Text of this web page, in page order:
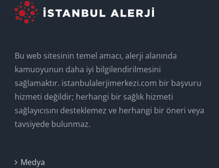
Bu web sitesinin temel amacı, alerji alanında
kamuoyunun daha iyi bilgilendirilmesini
sağlamaktır. istanbulalerjimerkezi.com bir başvuru
hizmeti değildir; herhangi bir sağlık hizmeti
sağlayıcısını desteklemez ve herhangi bir öneri veya
tavsiyede bulunmaz.
Medya